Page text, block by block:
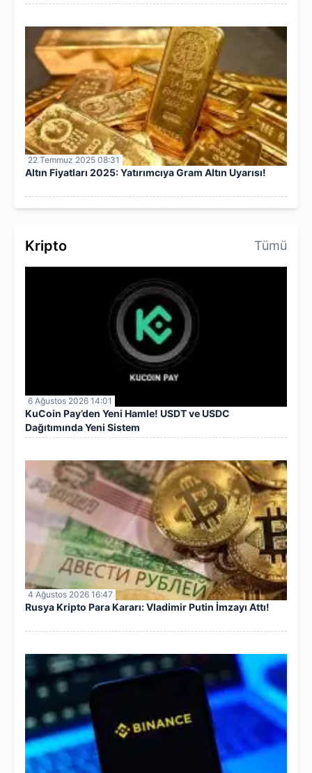
22 Temmuz 2025 08:31
Altın Fiyatları 2025: Yatırımcıya Gram Altın Uyarısı!
Kripto Tümü
6 Ağustos 2026 14:01
KuCoin Pay’den Yeni Hamle! USDT ve USDC
Dağıtımında Yeni Sistem
4 Ağustos 2026 16:47
Rusya Kripto Para Kararı: Vladimir Putin İmzayı Attı!